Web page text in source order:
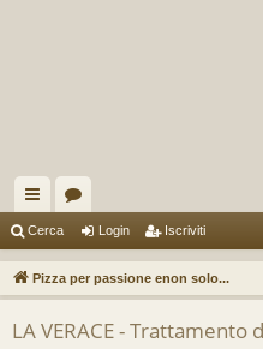
oll
eg
a
m
u
m
Cerca Login Iscriviti
Pizza per passione enon solo...
LA VERACE - Trattamento